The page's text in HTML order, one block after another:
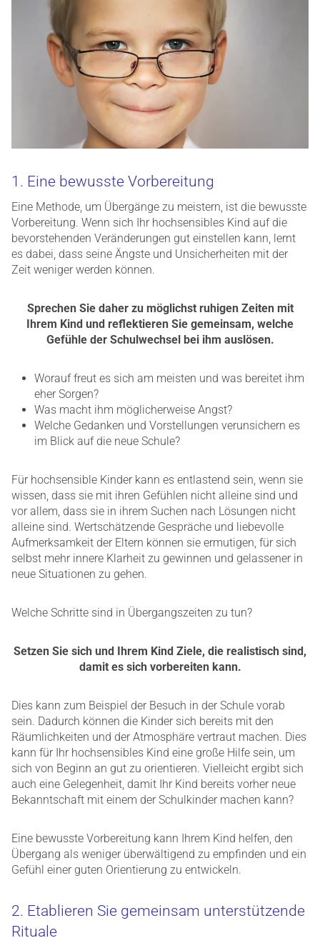
1. Eine bewusste Vorbereitung
Eine Methode, um Übergänge zu meistern, ist die bewusste
Vorbereitung. Wenn sich Ihr hochsensibles Kind auf die
bevorstehenden Veränderungen gut einstellen kann, lernt
es dabei, dass seine Ängste und Unsicherheiten mit der
Zeit weniger werden können.
Sprechen Sie daher zu möglichst ruhigen Zeiten mit
Ihrem Kind und reflektieren Sie gemeinsam, welche
Gefühle der Schulwechsel bei ihm auslösen.
Worauf freut es sich am meisten und was bereitet ihm
eher Sorgen?
Was macht ihm möglicherweise Angst?
Welche Gedanken und Vorstellungen verunsichern es
im Blick auf die neue Schule?
Für hochsensible Kinder kann es entlastend sein, wenn sie
wissen, dass sie mit ihren Gefühlen nicht alleine sind und
vor allem, dass sie in ihrem Suchen nach Lösungen nicht
alleine sind. Wertschätzende Gespräche und liebevolle
Aufmerksamkeit der Eltern können sie ermutigen, für sich
selbst mehr innere Klarheit zu gewinnen und gelassener in
neue Situationen zu gehen.
Welche Schritte sind in Übergangszeiten zu tun?
Setzen Sie sich und Ihrem Kind Ziele, die realistisch sind,
damit es sich vorbereiten kann.
Dies kann zum Beispiel der Besuch in der Schule vorab
sein. Dadurch können die Kinder sich bereits mit den
Räumlichkeiten und der Atmosphäre vertraut machen. Dies
kann für Ihr hochsensibles Kind eine große Hilfe sein, um
sich von Beginn an gut zu orientieren. Vielleicht ergibt sich
auch eine Gelegenheit, damit Ihr Kind bereits vorher neue
Bekanntschaft mit einem der Schulkinder machen kann?
Eine bewusste Vorbereitung kann Ihrem Kind helfen, den
Übergang als weniger überwältigend zu empfinden und ein
Gefühl einer guten Orientierung zu entwickeln.
2. Etablieren Sie gemeinsam unterstützende
Rituale